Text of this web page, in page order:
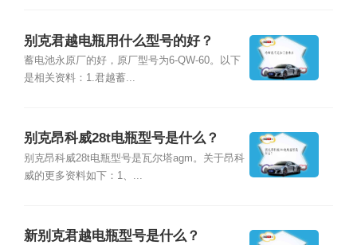
别克君越电瓶用什么型号的好？
蓄电池永原厂的好，原厂型号为6-QW-60。以下
是相关资料：1.君越蓄...
别克昂科威28t电瓶型号是什么？
别克昂科威28t电瓶型号是瓦尔塔agm。关于昂科
威的更多资料如下：1、...
新别克君越电瓶型号是什么？